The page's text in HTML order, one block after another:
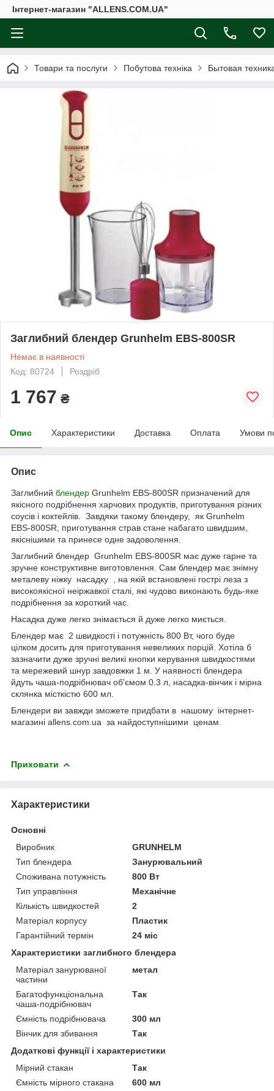
Інтернет-магазин "ALLENS.COM.UA"
Товари та послуги Побутова техніка Бытовая
Заглибний блендер Grunhelm EBS-800SR
Немає в наявності
Код: 80724
Роздріб
1 767 ₴
Опис Характеристики Доставка Оплата Умови
Опис
Заглибний блендер Grunhelm EBS-800SR призначений для
якісного подрібнення харчових продуктів, приготування різних
соусів і коктейлів. Завдяки такому блендеру, як Grunhelm
EBS-800SR, приготування страв стане набагато швидшим,
якіснішими та принесе одне задоволення.
Заглибний блендер Grunhelm EBS-800SR має дуже гарне та
зручне конструктивне виготовлення. Сам блендер має знімну
металеву ніжку насадку , на якій встановлені гострі леза з
високоякісної неіржавкої сталі, які чудово виконають будь-яке
подрібнення за короткий час.
Насадка дуже легко знімається й дуже легко миється.
Блендер має 2 швидкості і потужність 800 Вт, чого буде
цілком досить для приготування невеликих порцій. Хотіла б
зазначити дуже зручні великі кнопки керування швидкостями
та мережевий шнур завдовжки 1 м. У наявності блендера
йдуть чаша-подрібнювач об'ємом 0.3 л, насадка-вінчик і мірна
склянка місткістю 600 мл.
Блендери ви завжди зможете придбати в нашому інтернет-
магазині allens.com.ua за найдоступнішими ценам.
Приховати
Характеристики
Основні
Виробник
GRUNHELM
Тип блендера
Занурювальний
Споживана потужність
800 Вт
Тип управління
Механічне
Кількість швидкостей
2
Матеріал корпусу
Пластик
Гарантійний термін
24 міс
Характеристики заглибного блендера
Матеріал занурюваної
частини
метал
Багатофункціональна
чаша-подрібнювач
Так
Ємність подрібнювача
300 мл
Вінчик для збивання
Так
Додаткові функції і характеристики
Мірний стакан
Так
Ємність мірного стакана
600 мл